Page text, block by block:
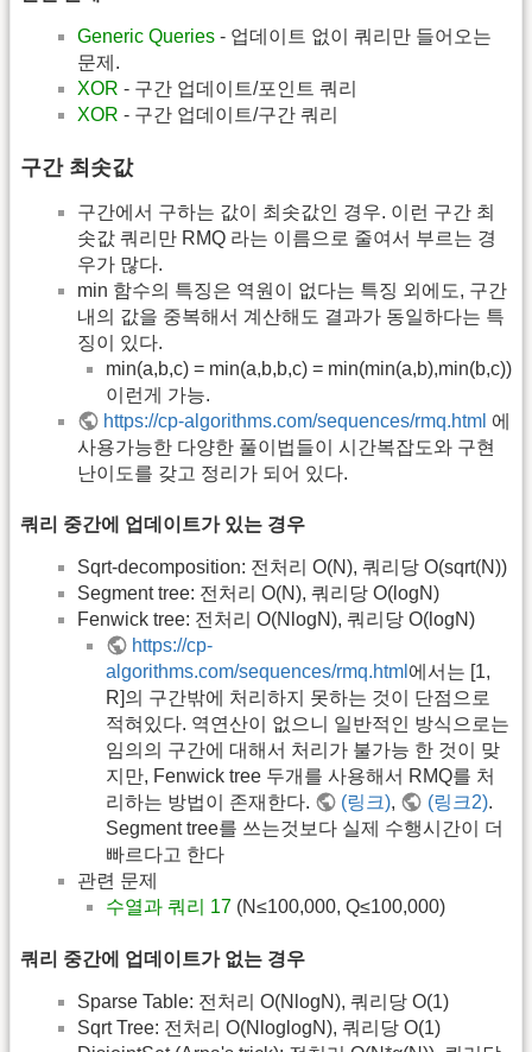
Generic Queries - 업데이트 없이 쿼리만 들어오는
문제.
XOR - 구간 업데이트/포인트 쿼리
XOR - 구간 업데이트/구간 쿼리
구간 최솟값
구간에서 구하는 값이 최솟값인 경우. 이런 구간 최
솟값 쿼리만 RMQ 라는 이름으로 줄여서 부르는 경
우가 많다.
min 함수의 특징은 역원이 없다는 특징 외에도, 구간
내의 값을 중복해서 계산해도 결과가 동일하다는 특
징이 있다.
min(a,b,c) = min(a,b,b,c) = min(min(a,b),min(b,c))
이런게 가능.
https://cp-algorithms.com/sequences/rmq.html 에
사용가능한 다양한 풀이법들이 시간복잡도와 구현
난이도를 갖고 정리가 되어 있다.
쿼리 중간에 업데이트가 있는 경우
Sqrt-decomposition: 전처리 O(N), 쿼리당 O(sqrt(N))
Segment tree: 전처리 O(N), 쿼리당 O(logN)
Fenwick tree: 전처리 O(NlogN), 쿼리당 O(logN)
https://cp-
algorithms.com/sequences/rmq.html 에서는 [1,
R]의 구간밖에 처리하지 못하는 것이 단점으로
적혀있다. 역연산이 없으니 일반적인 방식으로는
임의의 구간에 대해서 처리가 불가능 한 것이 맞
지만, Fenwick tree 두개를 사용해서 RMQ를 처
리하는 방법이 존재한다.
(링크), (링크2).
Segment tree를 쓰는것보다 실제 수행시간이 더
빠르다고 한다
관련 문제
수열과 쿼리 17 (N≤100,000, Q≤100,000)
쿼리 중간에 업데이트가 없는 경우
Sparse Table: 전처리 O(NlogN), 쿼리당 O(1)
Sqrt Tree: 전처리 O(NloglogN), 쿼리당 O(1)